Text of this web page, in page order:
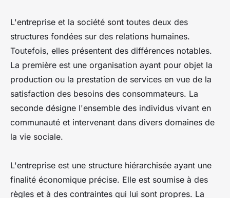
L'entreprise et la société sont toutes deux des
structures fondées sur des relations humaines.
Toutefois, elles présentent des différences notables.
La première est une organisation ayant pour objet la
production ou la prestation de services en vue de la
satisfaction des besoins des consommateurs. La
seconde désigne l'ensemble des individus vivant en
communauté et intervenant dans divers domaines de
la vie sociale.
L'entreprise est une structure hiérarchisée ayant une
finalité économique précise. Elle est soumise à des
règles et à des contraintes qui lui sont propres. La